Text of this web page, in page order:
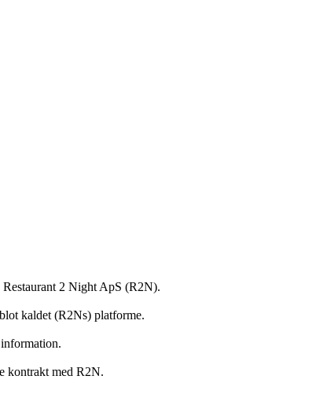
2 Night ApS (R2N).
kaldet (R2Ns) platforme.
kontrakt med R2N.